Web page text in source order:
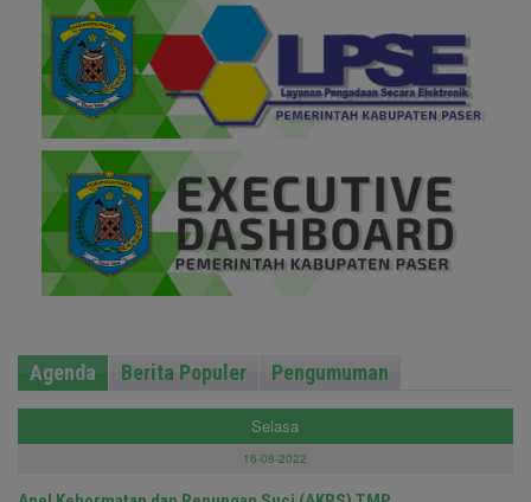
Agenda Berita Populer Pengumuman
Selasa
16-08-2022